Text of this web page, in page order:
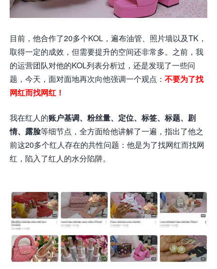
目前，他合作了20多个KOL，遍布油管、照片墙以及TK，
取得一定的成效，但需要提升的空间还非常多。之前，我
的运营团队对他的KOL列表分析过，还是发现了一些问
题，今天，面对面地再次向他强调一个观点： 不要为了找
网红而找网红！
我在红人的账户基调、粉丝量、定位、标签、标题、剧
情、露脸等细节点，全方面给他讲解了一遍，指出了他之
前这20多个红人存在的共性问题：他是为了找网红而找网
红，陷入了红人的水分陷阱。